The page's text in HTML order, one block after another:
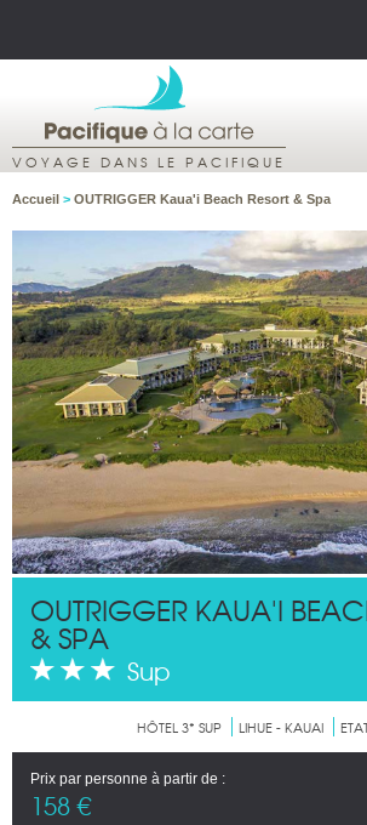
VOYAGE DANS LE PACIFIQUE
Accueil > OUTRIGGER Kaua'i Beach Resort & Spa
OUTRIGGER KAUA'I
& SPA
Sup
HÔTEL 3* SUP LIHUE - KAUAI
Prix par personne à partir de :
158 €